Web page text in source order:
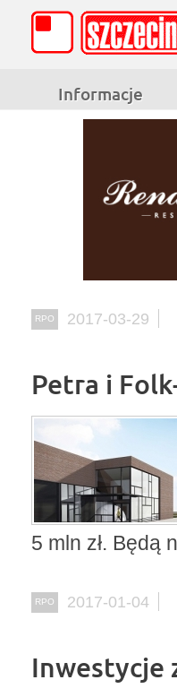
Informacje
RPO 2017-03-29
Petra i
5 mln zł. Będą
RPO 2017-01-04
Inwestycje